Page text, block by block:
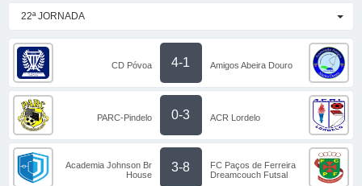
22ª JORNADA
CD Póvoa 4-1 Amigos Abeira Douro
PARC-Pindelo 0-3 ACR Lordelo
Academia Johnson Br
House
3-8
FC Paços de Ferreira
Dreamcouch Futsal